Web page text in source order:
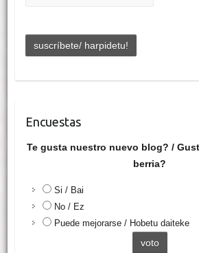
Encuestas
Te gusta nuestro nuevo blog? /
berria?
Si / Bai
No / Ez
Puede mejorarse / Hobetu daiteke